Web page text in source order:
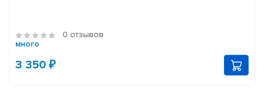
0 отзывов
много
3 350 ₽